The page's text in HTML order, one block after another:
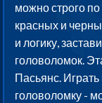
можно строго
красных и
и логику,
головоломок.
Пасьянс.
головоломку -